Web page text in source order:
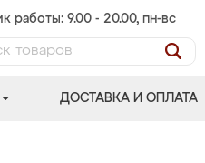
работы: 9.00 - 20.00, пн-вс
ДОСТАВКА И ОПЛАТА